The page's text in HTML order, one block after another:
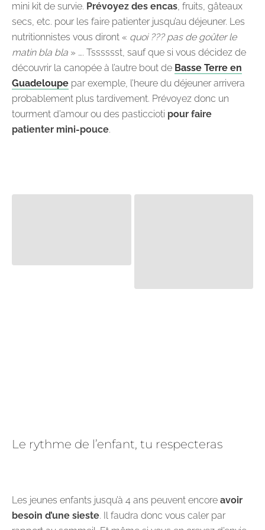
mini kit de survie. Prévoyez des encas, fruits, gâteaux
secs, etc. pour les faire patienter jusqu’au déjeuner. Les
nutritionnistes vous diront « quoi ??? pas de goûter le
matin bla bla » …. Tsssssst, sauf que si vous décidez de
découvrir la canopée à l’autre bout de Basse Terre en
Guadeloupe par exemple, l’heure du déjeuner arrivera
probablement plus tardivement. Prévoyez donc un
tourment d’amour ou des pasticcioti pour faire
patienter mini-pouce.
Le rythme de l’enfant, tu respecteras
Les jeunes enfants jusqu’à 4 ans peuvent encore avoir
besoin d’une sieste. Il faudra donc vous caler par